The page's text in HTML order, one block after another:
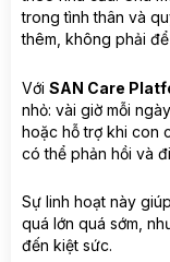
trong tình thân và
thêm, không phải
Với SAN Care
nhỏ: vài giờ mỗi
hoặc hỗ trợ khi con
có thể phản hồi và
Sự linh hoạt này
quá lớn quá sớm,
đến kiệt sức.